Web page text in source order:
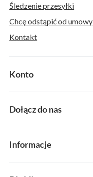
Śledzenie przesyłki
Chcę odstąpić od umowy
Kontakt
Konto
Dołącz do nas
Informacje